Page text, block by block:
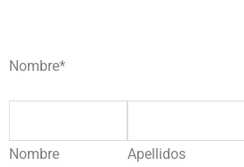
Nombre*
Nombre Apellidos